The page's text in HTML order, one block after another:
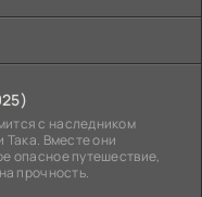
с наследником
Така. Вместе они
опасное путешествие,
прочность.